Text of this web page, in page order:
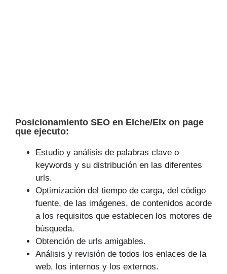
Posicionamiento SEO en Elche/Elx on page
que ejecuto:
Estudio y análisis de palabras clave o
keywords y su distribución en las diferentes
urls.
Optimización del tiempo de carga, del código
fuente, de las imágenes, de contenidos acorde
a los requisitos que establecen los motores de
búsqueda.
Obtención de urls amigables.
Análisis y revisión de todos los enlaces de la
web, los internos y los externos.